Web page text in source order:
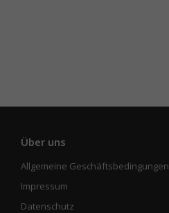
Über uns
Allgemeine Geschäftsbedingungen
Impressum
Datenschutz